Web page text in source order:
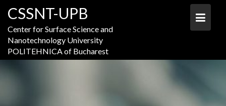
content
CSSNT-UPB
Center for Surface Science and
Nanotechnology University
POLITEHNICA of Bucharest